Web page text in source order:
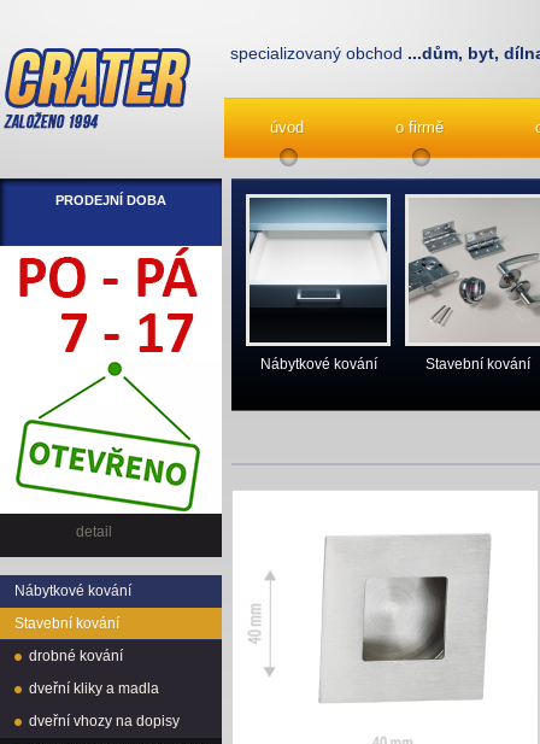
úvod o firmě
specializovaný obchod ...dům, byt,
PRODEJNÍ DOBA
detail
Nábytkové kování
Stavební kování
drobné kování
dveřní kliky a madla
dveřní vhozy na dopisy
Nábytkové kování Stavební kování